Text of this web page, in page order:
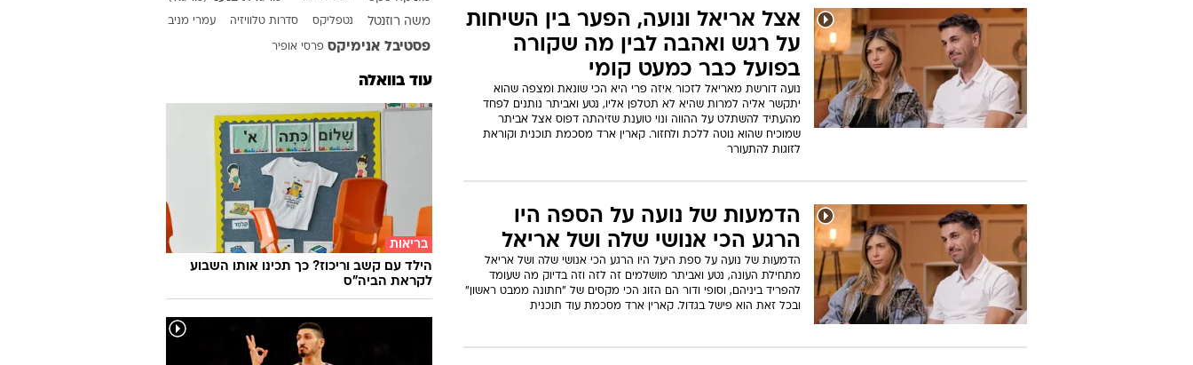
קארין ארד, סופרת, עיתונאית ועורכת לשעבר של אתר הנשים
Sheee מבית וואלה. למרות שהיא כותבת על ביוטי, סקס, מגדר
ויחסים היא מתמחה בטראש אינטיליגנטי
אצל אריאל ונועה, הפער בין השיחות
על רגש ואהבה לבין מה שקורה
בפועל כבר כמעט קומי
נועה דורשת מאריאל לזכור איזה פרי היא הכי שונאת ומצפה שהוא
יתקשר אליה למרות שהיא לא תטלפן אליו, נטע ואביתר נותנים לפחד
מהעתיד להשתלט על ההווה ונוי טוענת שזיהתה דפוס אצל אביתר
תגיות וואלה
אבי נשר אלבום אמיר דדון
ביקורת טלוויזיה בנימין נתניהו
השתמטות חדשות 12 חרדים חתונה ממבט ראשון
מוניקה סקס מיני דרייבר מרגלית צנעני (מרגול)
משה רוזנטל נטפליקס סדרות טלוויזיה עמרי מניב
פסטיבל אנימיקס פרסי אופיר
עוד בוואלה